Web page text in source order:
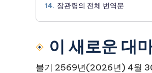
14. 장관령의 전체 번역문
이 새로운 대
불기 2569년(2026년) 4월